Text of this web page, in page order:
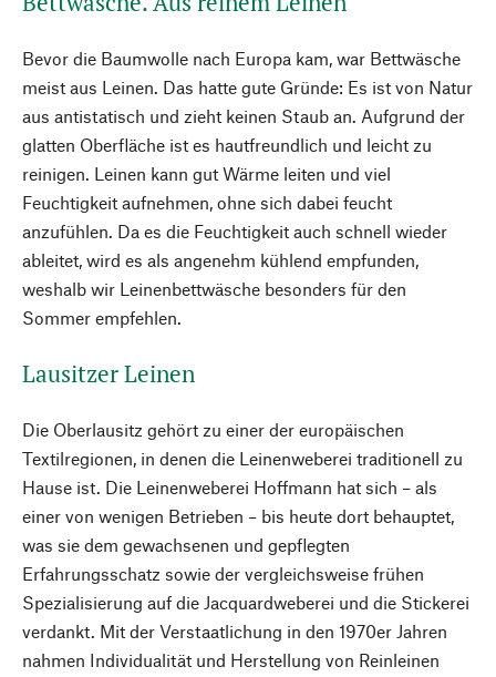
Bevor die Baumwolle nach Europa kam, war Bettwäsche
meist aus Leinen. Das hatte gute Gründe: Es ist von Natur
aus antistatisch und zieht keinen Staub an. Aufgrund der
glatten Oberfläche ist es hautfreundlich und leicht zu
reinigen. Leinen kann gut Wärme leiten und viel
Feuchtigkeit aufnehmen, ohne sich dabei feucht
anzufühlen. Da es die Feuchtigkeit auch schnell wieder
ableitet, wird es als angenehm kühlend empfunden,
weshalb wir Leinenbettwäsche besonders für den
Sommer empfehlen.
Lausitzer Leinen
Die Oberlausitz gehört zu einer der europäischen
Textilregionen, in denen die Leinenweberei traditionell zu
Hause ist. Die Leinenweberei Hoffmann hat sich – als
einer von wenigen Betrieben – bis heute dort behauptet,
was sie dem gewachsenen und gepflegten
Erfahrungsschatz sowie der vergleichsweise frühen
Spezialisierung auf die Jacquardweberei und die Stickerei
verdankt. Mit der Verstaatlichung in den 1970er Jahren
nahmen Individualität und Herstellung von Reinleinen